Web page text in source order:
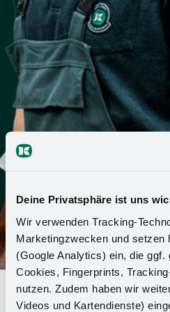
Deine Privatsphäre ist uns
Wir verwenden Tracking-
Marketingzwecken und setzen
(Google Analytics) ein, die ggf.
Cookies, Fingerprints,
nutzen. Zudem haben wir
Videos und Kartendienste)
Bad Essen'de 13